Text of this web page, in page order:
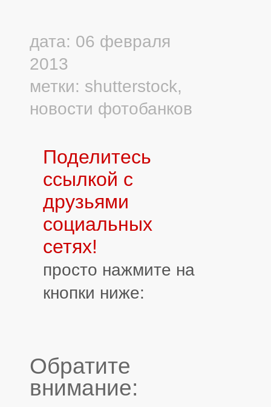
дата: 06 февраля
2013
метки: shutterstock,
новости фотобанков
Поделитесь
ссылкой с
друзьями
социальных
сетях!
просто нажмите на
кнопки ниже:
Обратите
внимание: